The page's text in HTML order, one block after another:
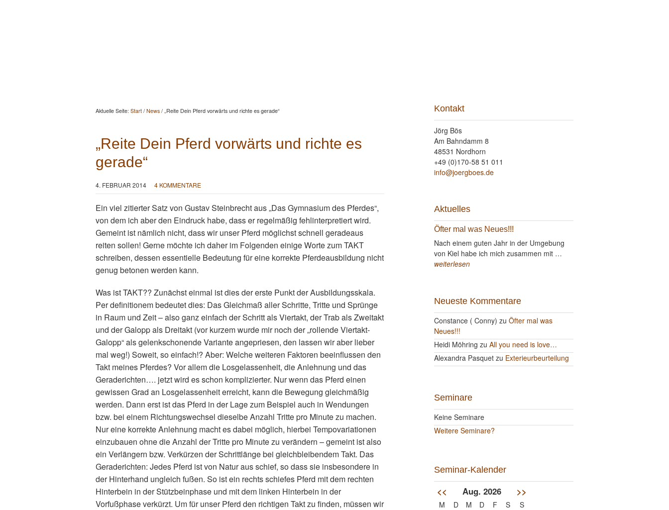
Aktuelle Seite: Start / News / „Reite Dein Pferd vorwärts und richte es gerade“
„Reite Dein Pferd vorwärts und richte es
gerade“
4. FEBRUAR 2014 4 KOMMENTARE
Ein viel zitierter Satz von Gustav Steinbrecht aus „Das Gymnasium des Pferdes“,
von dem ich aber den Eindruck habe, dass er regelmäßig fehlinterpretiert wird.
Gemeint ist nämlich nicht, dass wir unser Pferd möglichst schnell geradeaus
reiten sollen! Gerne möchte ich daher im Folgenden einige Worte zum TAKT
schreiben, dessen essentielle Bedeutung für eine korrekte Pferdeausbildung nicht
genug betonen werden kann.
Was ist TAKT?? Zunächst einmal ist dies der erste Punkt der Ausbildungsskala.
Per definitionem bedeutet dies: Das Gleichmaß aller Schritte, Tritte und Sprünge
in Raum und Zeit – also ganz einfach der Schritt als Viertakt, der Trab als Zweitakt
und der Galopp als Dreitakt (vor kurzem wurde mir noch der „rollende Viertakt-
Galopp“ als gelenkschonende Variante angepriesen, den lassen wir aber lieber
mal weg!) Soweit, so einfach!? Aber: Welche weiteren Faktoren beeinflussen den
Takt meines Pferdes? Vor allem die Losgelassenheit, die Anlehnung und das
Geraderichten…. jetzt wird es schon komplizierter. Nur wenn das Pferd einen
gewissen Grad an Losgelassenheit erreicht, kann die Bewegung gleichmäßig
werden. Dann erst ist das Pferd in der Lage zum Beispiel auch in Wendungen
bzw. bei einem Richtungswechsel dieselbe Anzahl Tritte pro Minute zu machen.
Nur eine korrekte Anlehnung macht es dabei möglich, hierbei Tempovariationen
einzubauen ohne die Anzahl der Tritte pro Minute zu verändern – gemeint ist also
ein Verlängern bzw. Verkürzen der Schrittlänge bei gleichbleibendem Takt. Das
Geraderichten: Jedes Pferd ist von Natur aus schief, so dass sie insbesondere in
der Hinterhand ungleich fußen. So ist ein rechts schiefes Pferd mit dem rechten
Hinterbein in der Stützbeinphase und mit dem linken Hinterbein in der
Vorfußphase verkürzt. Um für unser Pferd den richtigen Takt zu finden, müssen wir
Kontakt
Jörg Bös
Am Bahndamm 8
48531 Nordhorn
+49 (0)170-58 51 011
info@joergboes.de
Aktuelles
Öfter mal was Neues!!!
Nach einem guten Jahr in der Umgebung
von Kiel habe ich mich zusammen mit …
weiterlesen
Neueste Kommentare
Constance ( Conny) zu Öfter mal was
Neues!!!
Heidi Möhring zu All you need is love…
Alexandra Pasquet zu Exterieurbeurteilung
Seminare
Keine Seminare
Weitere Seminare?
Seminar-Kalender
<< Aug. 2026 >>
M D M D F S
S